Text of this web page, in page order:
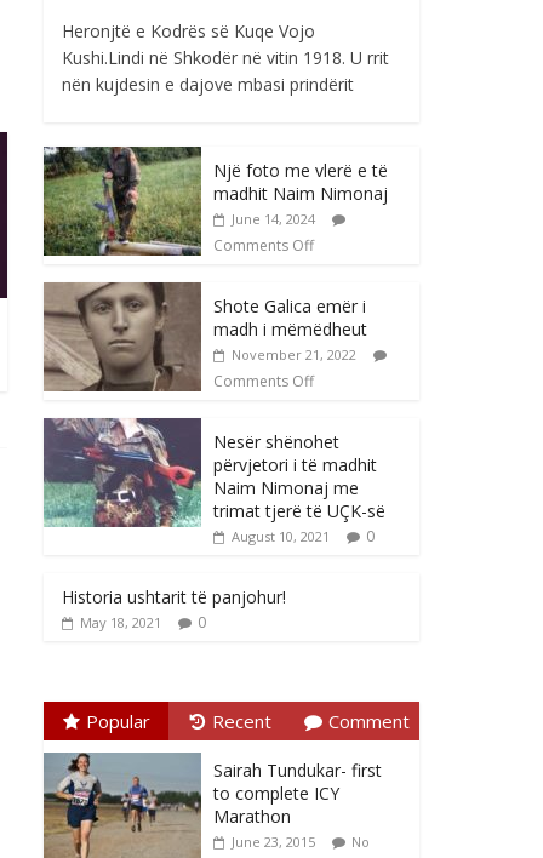
Heronjtë e Kodrës së Kuqe Vojo
Kushi.Lindi në Shkodër në vitin 1918. U rrit
nën kujdesin e dajove mbasi prindërit
Një foto me vlerë e të
madhit Naim Nimonaj
June 14, 2024
Comments Off
Shote Galica emër i
madh i mëmëdheut
November 21, 2022
Comments Off
Nesër shënohet
përvjetori i të madhit
Naim Nimonaj me
trimat tjerë të UÇK-së
August 10, 2021 0
Historia ushtarit të panjohur!
May 18, 2021 0
Popular Recent Comment
Sairah Tundukar- first
to complete ICY
Marathon
June 23, 2015
No